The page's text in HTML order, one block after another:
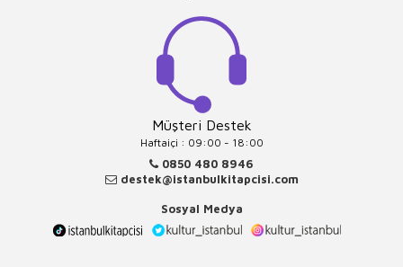
Müşteri Destek
Haftaiçi : 09:00 - 18:00
0850 480 8946
destek@istanbulkitapcisi.com
Sosyal Medya